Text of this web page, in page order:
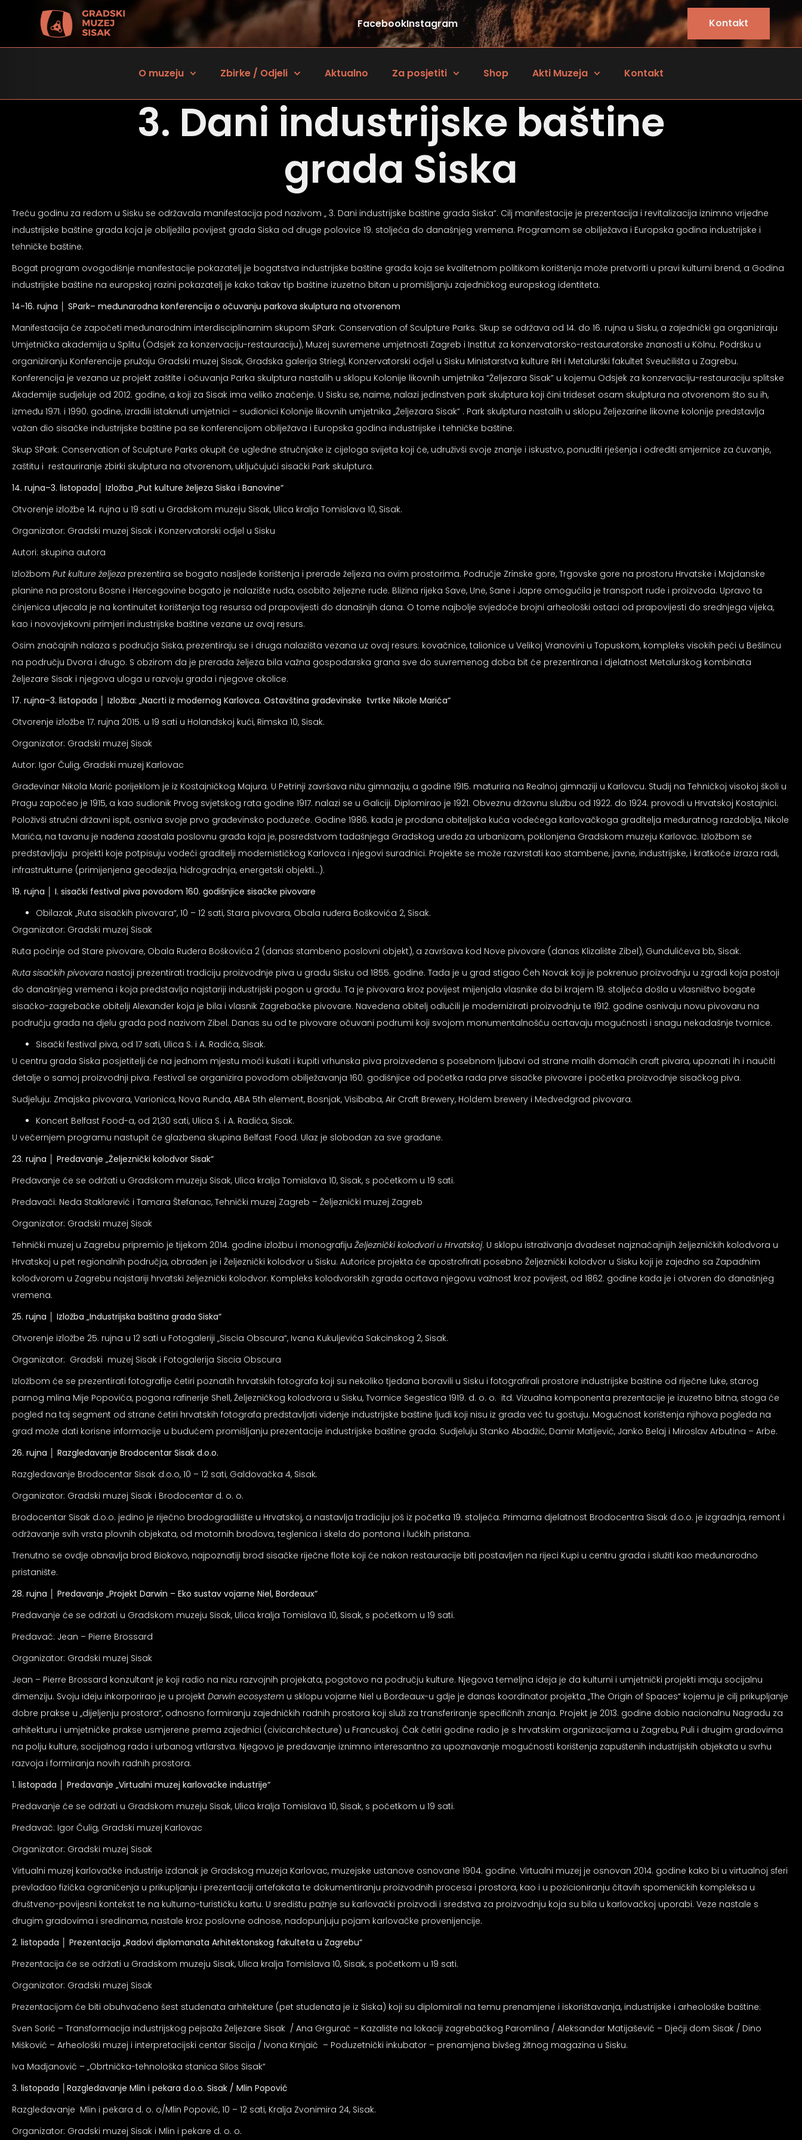
FacebookInstagram Kontakt
O muzeju Zbirke / Odjeli Aktualno Za posjetiti Shop Akti Muzeja Kontakt
3. Dani industrijske baštine
grada Siska
Treću godinu za redom u Sisku se održavala manifestacija pod nazivom „ 3. Dani industrijske baštine grada Siska“. Cilj manifestacije je prezentacija i revitalizacija iznimno vrijedne
industrijske baštine grada koja je obilježila povijest grada Siska od druge polovice 19. stoljeća do današnjeg vremena. Programom se obilježava i Europska godina industrijske i
tehničke baštine.
Bogat program ovogodišnje manifestacije pokazatelj je bogatstva industrijske baštine grada koja se kvalitetnom politikom korištenja može pretvoriti u pravi kulturni brend, a Godina
industrijske baštine na europskoj razini pokazatelj je kako takav tip baštine izuzetno bitan u promišljanju zajedničkog europskog identiteta.
14-16. rujna
SPark– međunarodna konferencija o očuvanju parkova skulptura na otvorenom
Manifestacija će započeti međunarodnim interdisciplinarnim skupom SPark: Conservation of Sculpture Parks. Skup se održava od 14. do 16. rujna u Sisku, a zajednički ga organiziraju
Umjetnička akademija u Splitu (Odsjek za konzervaciju-restauraciju), Muzej suvremene umjetnosti Zagreb i Institut za konzervatorsko-restauratorske znanosti u Kölnu. Podršku u
organiziranju Konferencije pružaju Gradski muzej Sisak, Gradska galerija Striegl, Konzervatorski odjel u Sisku Ministarstva kulture RH i Metalurški fakultet Sveučilišta u Zagrebu.
Konferencija je vezana uz projekt zaštite i očuvanja Parka skulptura nastalih u sklopu Kolonije likovnih umjetnika “Željezara Sisak” u kojemu Odsjek za konzervaciju-restauraciju splitske
Akademije sudjeluje od 2012. godine, a koji za Sisak ima veliko značenje. U Sisku se, naime, nalazi jedinstven park skulptura koji čini trideset osam skulptura na otvorenom što su ih,
između 1971. i 1990. godine, izradili istaknuti umjetnici – sudionici Kolonije likovnih umjetnika „Željezara Sisak“ . Park skulptura nastalih u sklopu Željezarine likovne kolonije predstavlja
važan dio sisačke industrijske baštine pa se konferencijom obilježava i Europska godina industrijske i tehničke baštine.
Skup SPark: Conservation of Sculpture Parks okupit će ugledne stručnjake iz cijeloga svijeta koji će, udruživši svoje znanje i iskustvo, ponuditi rješenja i odrediti smjernice za čuvanje,
zaštitu i restauriranje zbirki skulptura na otvorenom, uključujući sisački Park skulptura.
14. rujna–3. listopada│
Izložba „Put kulture željeza Siska i Banovine“
Otvorenje izložbe 14. rujna u 19 sati u Gradskom muzeju Sisak, Ulica kralja Tomislava 10, Sisak.
Organizator: Gradski muzej Sisak i Konzervatorski odjel u Sisku
Autori: skupina autora
Izložbom Put kulture željeza prezentira se bogato nasljeđe korištenja i prerade željeza na ovim prostorima. Područje Zrinske gore, Trgovske gore na prostoru Hrvatske i Majdanske
planine na prostoru Bosne i Hercegovine bogato je nalazište ruda, osobito željezne rude. Blizina rijeka Save, Une, Sane i Japre omogućila je transport rude i proizvoda. Upravo ta
činjenica utjecala je na kontinuitet korištenja tog resursa od prapovijesti do današnjih dana. O tome najbolje svjedoče brojni arheološki ostaci od prapovijesti do srednjega vijeka,
kao i novovjekovni primjeri industrijske baštine vezane uz ovaj resurs.
Osim značajnih nalaza s područja Siska, prezentiraju se i druga nalazišta vezana uz ovaj resurs: kovačnice, talionice u Velikoj Vranovini u Topuskom, kompleks visokih peći u Bešlincu
na području Dvora i drugo. S obzirom da je prerada željeza bila važna gospodarska grana sve do suvremenog doba bit će prezentirana i djelatnost Metalurškog kombinata
Željezare Sisak i njegova uloga u razvoju grada i njegove okolice.
17. rujna–3. listopada │
Izložba: „Nacrti iz modernog Karlovca. Ostavština građevinske tvrtke Nikole Marića“
Otvorenje izložbe 17. rujna 2015. u 19 sati u Holandskoj kući, Rimska 10, Sisak.
Organizator: Gradski muzej Sisak
Autor: Igor Čulig, Gradski muzej Karlovac
Građevinar Nikola Marić porijeklom je iz Kostajničkog Majura. U Petrinji završava nižu gimnaziju, a godine 1915. maturira na Realnoj gimnaziji u Karlovcu. Studij na Tehničkoj visokoj školi u
Pragu započeo je 1915, a kao sudionik Prvog svjetskog rata godine 1917. nalazi se u Galiciji. Diplomirao je 1921. Obveznu državnu službu od 1922. do 1924. provodi u Hrvatskoj Kostajnici.
Položivši stručni državni ispit, osniva svoje prvo građevinsko poduzeće. Godine 1986. kada je prodana obiteljska kuća vodećega karlovačkoga graditelja međuratnog razdoblja, Nikole
Marića, na tavanu je nađena zaostala poslovnu građa koja je, posredstvom tadašnjega Gradskog ureda za urbanizam, poklonjena Gradskom muzeju Karlovac. Izložbom se
predstavljaju projekti koje potpisuju vodeći graditelji modernističkog Karlovca i njegovi suradnici. Projekte se može razvrstati kao stambene, javne, industrijske, i kratkoće izraza radi,
infrastrukturne (primijenjena geodezija, hidrogradnja, energetski objekti…).
19. rujna
I. sisački festival piva povodom 160. godišnjice sisačke pivovare
Obilazak „Ruta sisačkih pivovara“, 10 – 12 sati, Stara pivovara, Obala ruđera Boškovića 2, Sisak.
Organizator: Gradski muzej Sisak
Ruta počinje od Stare pivovare, Obala Ruđera Boškovića 2 (danas stambeno poslovni objekt), a završava kod Nove pivovare (danas Klizalište Zibel), Gundulićeva bb, Sisak.
Ruta sisačkih pivovara nastoji prezentirati tradiciju proizvodnje piva u gradu Sisku od 1855. godine. Tada je u grad stigao Čeh Novak koji je pokrenuo proizvodnju u zgradi koja postoji
do današnjeg vremena i koja predstavlja najstariji industrijski pogon u gradu. Ta je pivovara kroz povijest mijenjala vlasnike da bi krajem 19. stoljeća došla u vlasništvo bogate
sisačko-zagrebačke obitelji Alexander koja je bila i vlasnik Zagrebačke pivovare. Navedena obitelj odlučili je modernizirati proizvodnju te 1912. godine osnivaju novu pivovaru na
području grada na djelu grada pod nazivom Zibel. Danas su od te pivovare očuvani podrumi koji svojom monumentalnošću ocrtavaju mogućnosti i snagu nekadašnje tvornice.
Sisački festival piva, od 17 sati, Ulica S. i A. Radića, Sisak.
U centru grada Siska posjetitelji će na jednom mjestu moći kušati i kupiti vrhunska piva proizvedena s posebnom ljubavi od strane malih domaćih craft pivara, upoznati ih i naučiti
detalje o samoj proizvodnji piva. Festival se organizira povodom obilježavanja 160. godišnjice od početka rada prve sisačke pivovare i početka proizvodnje sisačkog piva.
Sudjeluju: Zmajska pivovara, Varionica, Nova Runda, ABA 5th element, Bosnjak, Visibaba, Air Craft Brewery, Holdem brewery i Medvedgrad pivovara.
Koncert Belfast Food-a, od 21,30 sati, Ulica S. i A. Radića, Sisak.
U večernjem programu nastupit će glazbena skupina Belfast Food. Ulaz je slobodan za sve građane.
23. rujna │
Predavanje „Željeznički kolodvor Sisak“
Predavanje će se održati u Gradskom muzeju Sisak, Ulica kralja Tomislava 10, Sisak, s početkom u 19 sati.
Predavači: Neda Staklarević i Tamara Štefanac, Tehnički muzej Zagreb – Željeznički muzej Zagreb
Organizator: Gradski muzej Sisak
Tehnički muzej u Zagrebu pripremio je tijekom 2014. godine izložbu i monografiju Željeznički kolodvori u Hrvatskoj. U sklopu istraživanja dvadeset najznačajnijih željezničkih kolodvora u
Hrvatskoj u pet regionalnih područja, obrađen je i Željeznički kolodvor u Sisku. Autorice projekta će apostrofirati posebno Željeznički kolodvor u Sisku koji je zajedno sa Zapadnim
kolodvorom u Zagrebu najstariji hrvatski željeznički kolodvor. Kompleks kolodvorskih zgrada ocrtava njegovu važnost kroz povijest, od 1862. godine kada je i otvoren do današnjeg
vremena.
25. rujna
Izložba „Industrijska baština grada Siska“
Otvorenje izložbe 25. rujna u 12 sati u Fotogaleriji „Siscia Obscura“, Ivana Kukuljevića Sakcinskog 2, Sisak.
Organizator: Gradski muzej Sisak i Fotogalerija Siscia Obscura
Izložbom će se prezentirati fotografije četiri poznatih hrvatskih fotografa koji su nekoliko tjedana boravili u Sisku i fotografirali prostore industrijske baštine od riječne luke, starog
parnog mlina Mije Popovića, pogona rafinerije Shell, Željezničkog kolodvora u Sisku, Tvornice Segestica 1919. d. o. o. itd. Vizualna komponenta prezentacije je izuzetno bitna, stoga će
pogled na taj segment od strane četiri hrvatskih fotografa predstavljati viđenje industrijske baštine ljudi koji nisu iz grada već tu gostuju. Mogućnost korištenja njihova pogleda na
grad može dati korisne informacije u budućem promišljanju prezentacije industrijske baštine grada. Sudjeluju Stanko Abadžić, Damir Matijević, Janko Belaj i Miroslav Arbutina – Arbe.
26. rujna
Razgledavanje Brodocentar Sisak d.o.o.
Razgledavanje Brodocentar Sisak d.o.o, 10 – 12 sati, Galdovačka 4, Sisak.
Organizator: Gradski muzej Sisak i Brodocentar d. o. o.
Brodocentar Sisak d.o.o. jedino je riječno brodogradilište u Hrvatskoj, a nastavlja tradiciju još iz početka 19. stoljeća. Primarna djelatnost Brodocentra Sisak d.o.o. je izgradnja, remont i
održavanje svih vrsta plovnih objekata, od motornih brodova, teglenica i skela do pontona i lučkih pristana.
Trenutno se ovdje obnavlja brod Biokovo, najpoznatiji brod sisačke riječne flote koji će nakon restauracije biti postavljen na rijeci Kupi u centru grada i služiti kao međunarodno
pristanište.
28. rujna │
Predavanje „Projekt Darwin – Eko sustav vojarne Niel, Bordeaux“
Predavanje će se održati u Gradskom muzeju Sisak, Ulica kralja Tomislava 10, Sisak, s početkom u 19 sati.
Predavač: Jean – Pierre Brossard
Organizator: Gradski muzej Sisak
Jean – Pierre Brossard konzultant je koji radio na nizu razvojnih projekata, pogotovo na području kulture. Njegova temeljna ideja je da kulturni i umjetnički projekti imaju socijalnu
dimenziju. Svoju ideju inkorporirao je u projekt Darwin ecosystem u sklopu vojarne Niel u Bordeaux-u gdje je danas koordinator projekta „The Origin of Spaces“ kojemu je cilj prikupljanje
dobre prakse u „dijeljenju prostora“, odnosno formiranju zajedničkih radnih prostora koji služi za transferiranje specifičnih znanja. Projekt je 2013. godine dobio nacionalnu Nagradu za
arhitekturu i umjetničke prakse usmjerene prema zajednici (civicarchitecture) u Francuskoj. Čak četiri godine radio je s hrvatskim organizacijama u Zagrebu, Puli i drugim gradovima
na polju kulture, socijalnog rada i urbanog vrtlarstva. Njegovo je predavanje iznimno interesantno za upoznavanje mogućnosti korištenja zapuštenih industrijskih objekata u svrhu
razvoja i formiranja novih radnih prostora.
1. listopada │
Predavanje „Virtualni muzej karlovačke industrije“
Predavanje će se održati u Gradskom muzeju Sisak, Ulica kralja Tomislava 10, Sisak, s početkom u 19 sati.
Predavač: Igor Čulig, Gradski muzej Karlovac
Organizator: Gradski muzej Sisak
Virtualni muzej karlovačke industrije izdanak je Gradskog muzeja Karlovac, muzejske ustanove osnovane 1904. godine. Virtualni muzej je osnovan 2014. godine kako bi u virtualnoj sferi
prevladao fizička ograničenja u prikupljanju i prezentaciji artefakata te dokumentiranju proizvodnih procesa i prostora, kao i u pozicioniranju čitavih spomeničkih kompleksa u
društveno-povijesni kontekst te na kulturno-turističku kartu. U središtu pažnje su karlovački proizvodi i sredstva za proizvodnju koja su bila u karlovačkoj uporabi. Veze nastale s
drugim gradovima i sredinama, nastale kroz poslovne odnose, nadopunjuju pojam karlovačke provenijencije.
2. listopada │
Prezentacija „Radovi diplomanata Arhitektonskog fakulteta u Zagrebu“
Prezentacija će se održati u Gradskom muzeju Sisak, Ulica kralja Tomislava 10, Sisak, s početkom u 19 sati.
Organizator: Gradski muzej Sisak
Prezentacijom će biti obuhvaćeno šest studenata arhitekture (pet studenata je iz Siska) koji su diplomirali na temu prenamjene i iskorištavanja, industrijske i arheološke baštine:
Sven Sorić – Transformacija industrijskog pejsaža Željezare Sisak / Ana Grgurač – Kazalište na lokaciji zagrebačkog Paromlina / Aleksandar Matijašević – Dječji dom Sisak / Dino
Mišković – Arheološki muzej i interpretacijski centar Siscija / Ivona Krnjaić – Poduzetnički inkubator – prenamjena bivšeg žitnog magazina u Sisku.
Iva Madjanović – „Obrtnička-tehnološka stanica Silos Sisak“
3. listopada
Razgledavanje Mlin i pekara d.o.o. Sisak / Mlin Popović
Razgledavanje Mlin i pekara d. o. o/Mlin Popović, 10 – 12 sati, Kralja Zvonimira 24, Sisak.
Organizator: Gradski muzej Sisak i Mlin i pekare d. o. o.
za osobe sa oštećenjem vida
profil za epilepsiju
prijateljski režim
za slijepe
režim za epilepsiju